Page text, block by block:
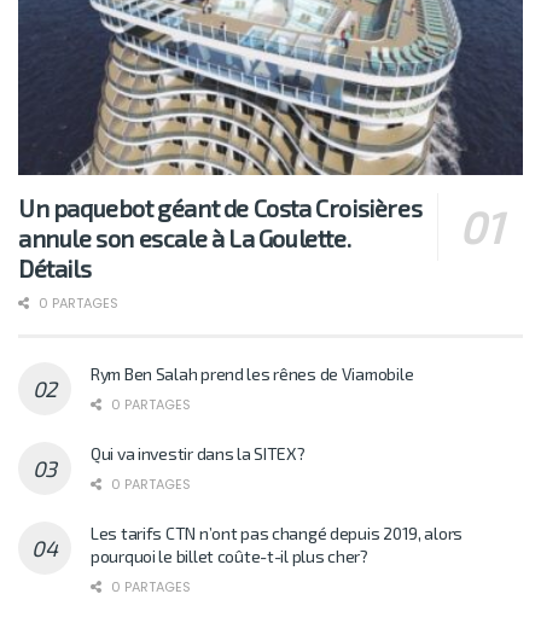
Un paquebot géant de Costa Croisières
annule son escale à La Goulette.
Détails
0 PARTAGES
Rym Ben Salah prend les rênes de Viamobile
0 PARTAGES
Qui va investir dans la SITEX?
0 PARTAGES
Les tarifs CTN n’ont pas changé depuis 2019, alors
pourquoi le billet coûte-t-il plus cher?
0 PARTAGES